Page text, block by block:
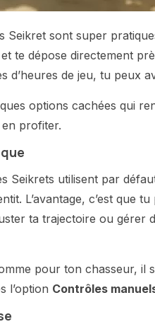
Seikret sont super
te dépose directement
d’heures de jeu, tu peux
options cachées qui
profiter.
Seikrets utilisent par
L’avantage, c’est que
ta trajectoire ou gérer
pour ton chasseur, il
l’option Contrôles